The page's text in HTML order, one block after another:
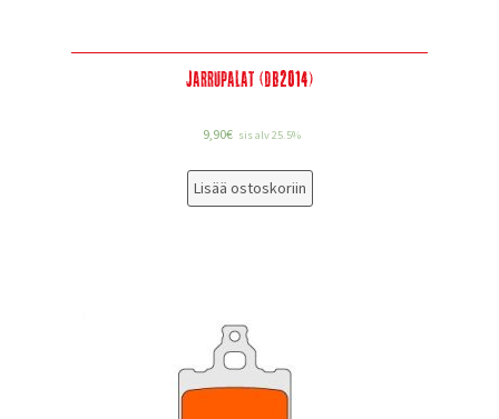
Jarrupalat (DB2014)
9,90€ sis alv 25.5%
Lisää ostoskoriin